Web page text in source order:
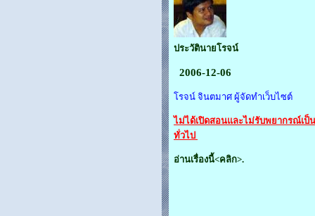
ประวัตินายโรจน์
2006-12-06
โรจน์ จินตมาศ ผู้จัดทำเว็บไซต์
ไม่ได้เปิดสอนและไม่รับพยากรณ์เป็
ทั่วไป
อ่านเรื่องนี้<คลิก>.